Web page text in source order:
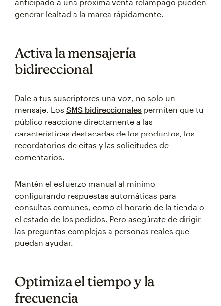
anticipado a una próxima venta relámpago pueden
generar lealtad a la marca rápidamente.
Activa la mensajería
bidireccional
Dale a tus suscriptores una voz, no solo un
mensaje. Los SMS bidireccionales permiten que tu
público reaccione directamente a las
características destacadas de los productos, los
recordatorios de citas y las solicitudes de
comentarios.
Mantén el esfuerzo manual al mínimo
configurando respuestas automáticas para
consultas comunes, como el horario de la tienda o
el estado de los pedidos. Pero asegúrate de dirigir
las preguntas complejas a personas reales que
puedan ayudar.
Optimiza el tiempo y la
frecuencia